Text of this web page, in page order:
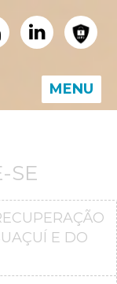
MENU
SE
E DO